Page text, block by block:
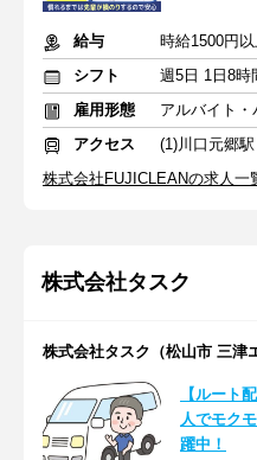
給与
時給1500円
シフト
週5日 1日8時
雇用形態
アルバイト・
アクセス
(1)川口元郷
株式会社FUJICLEANの求人一
株式会社タスク
株式会社タスク（松山市 三津
【ルート
人でモク
躍中！